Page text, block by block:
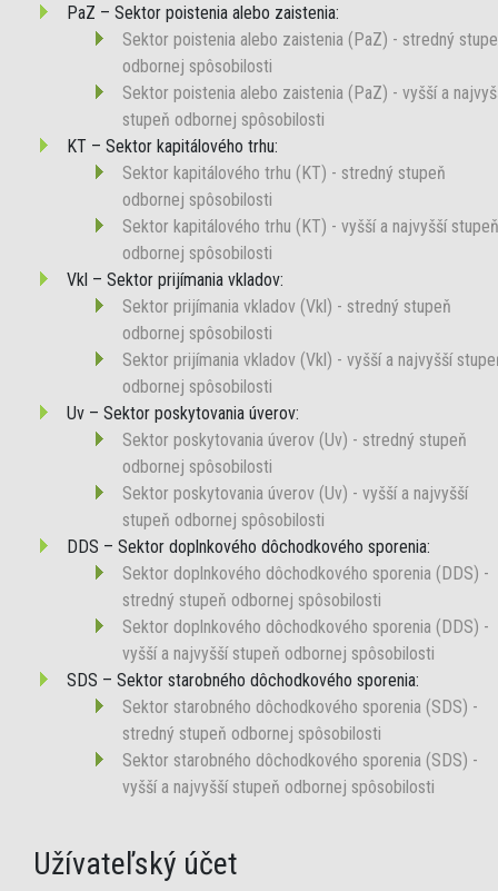
PaZ – Sektor poistenia alebo zaistenia:
Sektor poistenia alebo zaistenia (PaZ) - stredný
odbornej spôsobilosti
Sektor poistenia alebo zaistenia (PaZ) - vyšší a
stupeň odbornej spôsobilosti
KT – Sektor kapitálového trhu:
Sektor kapitálového trhu (KT) - stredný stupeň
odbornej spôsobilosti
Sektor kapitálového trhu (KT) - vyšší a najvyšší stupeň
odbornej spôsobilosti
Vkl – Sektor prijímania vkladov:
Sektor prijímania vkladov (Vkl) - stredný stupeň
odbornej spôsobilosti
Sektor prijímania vkladov (Vkl) - vyšší a najvyšší
odbornej spôsobilosti
Uv – Sektor poskytovania úverov:
Sektor poskytovania úverov (Uv) - stredný stupeň
odbornej spôsobilosti
Sektor poskytovania úverov (Uv) - vyšší a najvyšší
stupeň odbornej spôsobilosti
DDS – Sektor doplnkového dôchodkového sporenia:
Sektor doplnkového dôchodkového sporenia (DDS) -
stredný stupeň odbornej spôsobilosti
Sektor doplnkového dôchodkového sporenia (DDS) -
vyšší a najvyšší stupeň odbornej spôsobilosti
SDS – Sektor starobného dôchodkového sporenia:
Sektor starobného dôchodkového sporenia (SDS) -
stredný stupeň odbornej spôsobilosti
Sektor starobného dôchodkového sporenia (SDS) -
vyšší a najvyšší stupeň odbornej spôsobilosti
Užívateľský účet